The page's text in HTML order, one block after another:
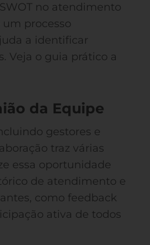
no atendimento
processo
a identificar
Veja o guia prático a
da Equipe
gestores e
traz várias
essa oportunidade
de atendimento e
como feedback
ativa de todos